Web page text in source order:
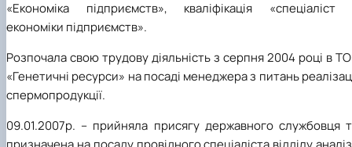
«Економіка підприємств», кваліфікація «спеціаліст
економіки підприємств».
Розпочала свою трудову діяльність з серпня 2004 році в
«Генетичні ресурси» на посаді менеджера з питань
спермопродукції.
09.01.2007р. – прийняла присягу державного службовця